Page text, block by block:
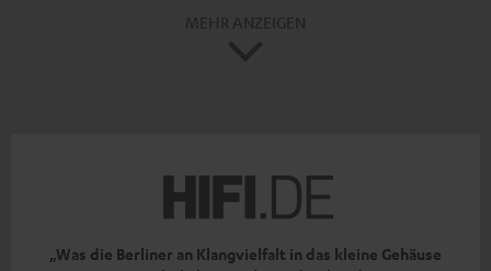
„Was die Berliner an Klangvielfalt in das kleine Gehäuse